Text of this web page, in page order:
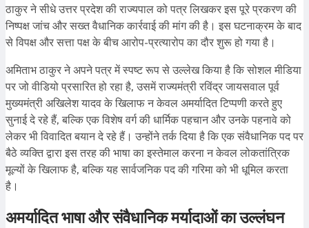
ठाकुर ने सीधे उत्तर प्रदेश की राज्यपाल को पत्र लिखकर इस पूरे प्रकरण की
निष्पक्ष जांच और सख्त वैधानिक कार्रवाई की मांग की है। इस घटनाक्रम के बाद
से विपक्ष और सत्ता पक्ष के बीच आरोप-प्रत्यारोप का दौर शुरू हो गया है।
अमिताभ ठाकुर ने अपने पत्र में स्पष्ट रूप से उल्लेख किया है कि सोशल मीडिया
पर जो वीडियो प्रसारित हो रहा है, उसमें राज्यमंत्री रविंद्र जायसवाल पूर्व
मुख्यमंत्री अखिलेश यादव के खिलाफ न केवल अमर्यादित टिप्पणी करते हुए
सुनाई दे रहे हैं, बल्कि एक विशेष वर्ग की धार्मिक पहचान और उनके पहनावे को
लेकर भी विवादित बयान दे रहे हैं। उन्होंने तर्क दिया है कि एक संवैधानिक पद पर
बैठे व्यक्ति द्वारा इस तरह की भाषा का इस्तेमाल करना न केवल लोकतांत्रिक
मूल्यों के खिलाफ है, बल्कि यह सार्वजनिक पद की गरिमा को भी धूमिल करता
है।
अमर्यादित भाषा और संवैधानिक मर्यादाओं का उल्लंघन